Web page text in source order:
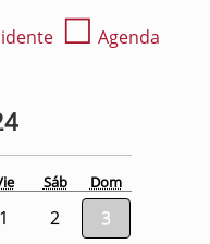
☐ Agenda
Sáb Dom
1 2
3